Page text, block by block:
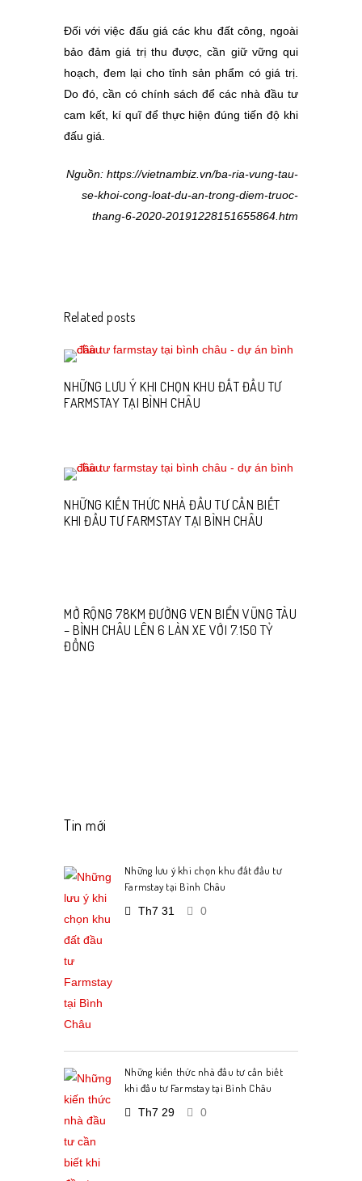
Đối với việc đấu giá các khu đất công, ngoài
bảo đảm giá trị thu được, cần giữ vững qui
hoạch, đem lại cho tỉnh sản phẩm có giá trị.
Do đó, cần có chính sách để các nhà đầu tư
cam kết, kí quĩ để thực hiện đúng tiến độ khi
đấu giá.
Nguồn: https://vietnambiz.vn/ba-ria-vung-tau-
se-khoi-cong-loat-du-an-trong-diem-truoc-
thang-6-2020-20191228151655864.htm
Related posts
NHỮNG LƯU Ý KHI CHỌN KHU ĐẤT ĐẦU TƯ
FARMSTAY TẠI BÌNH CHÂU
NHỮNG KIẾN THỨC NHÀ ĐẦU TƯ CẦN BIẾT
KHI ĐẦU TƯ FARMSTAY TẠI BÌNH CHÂU
MỞ RỘNG 78KM ĐƯỜNG VEN BIỂN VŨNG TÀU
– BÌNH CHÂU LÊN 6 LÀN XE VỚI 7.150 TỶ
ĐỒNG
Tin mới
Những lưu ý khi chọn khu đất đầu tư
Farmstay tại Bình Châu
Th7 31
0
Những kiến thức nhà đầu tư cần biết
khi đầu tư Farmstay tại Bình Châu
Th7 29
0